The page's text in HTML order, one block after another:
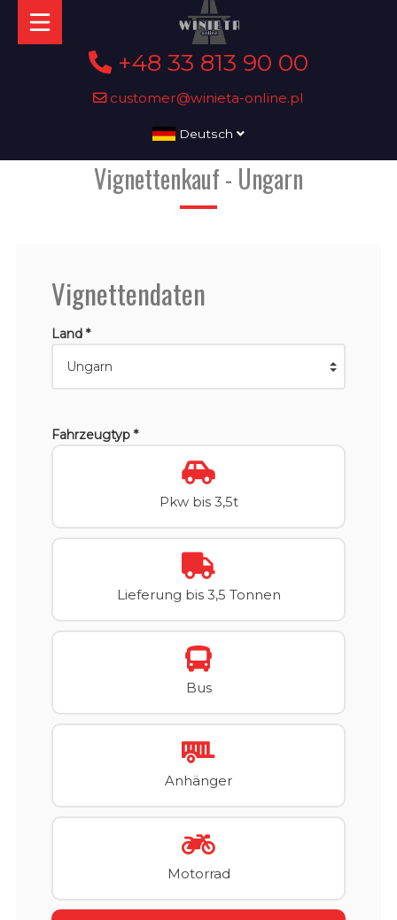
+48 33 813 90 00
customer@winieta-online.pl
Deutsch
Vignettenkauf - Ungarn
Vignettendaten
Land *
Fahrzeugtyp *
Pkw bis 3,5t
Lieferung bis 3,5 Tonnen
Bus
Anhänger
Motorrad